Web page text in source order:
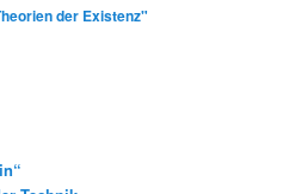
der Existenz"